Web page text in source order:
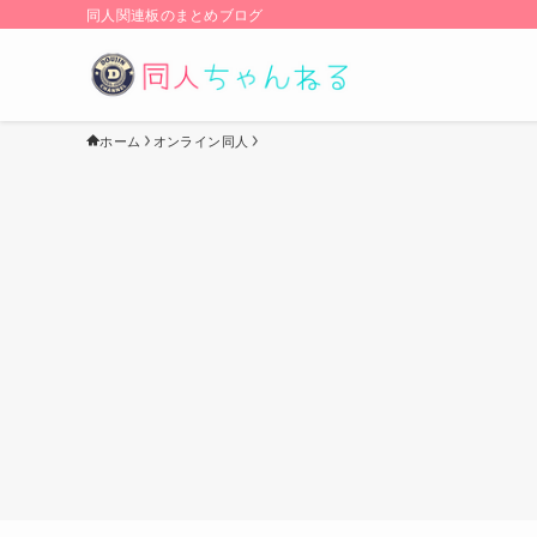
同人関連板のまとめブログ
ホーム オンライン同人